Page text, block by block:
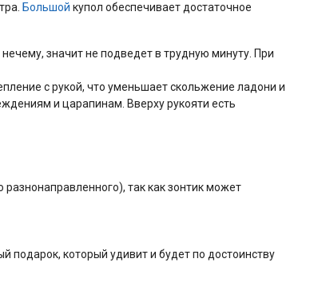
Большой купол обеспечивает достаточное
значит не подведет в трудную минуту. При
с рукой, что уменьшает скольжение ладони и
и царапинам. Вверху рукояти есть
так как зонтик может
подарок, который удивит и будет по достоинству